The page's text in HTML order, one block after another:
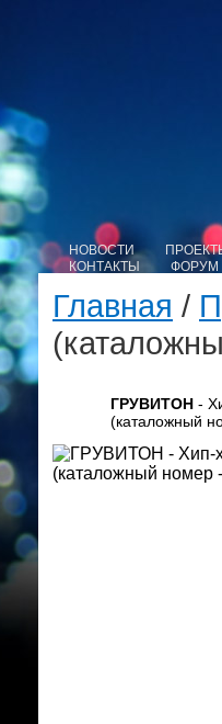
НОВОСТИ
КОНТАКТЫ
ФОРУМ
Главная /
ГРУВИТОН-
(каталожный